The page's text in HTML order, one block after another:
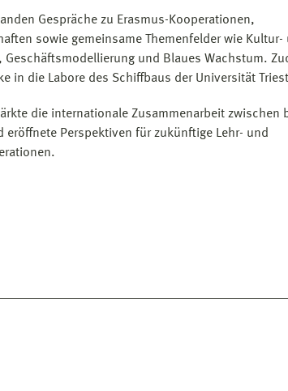
Gespräche zu Erasmus-Kooperationen,
sowie gemeinsame Themenfelder wie Kultur-
Geschäftsmodellierung und Blaues Wachstum.
in die Labore des Schiffbaus der Universität
die internationale Zusammenarbeit zwischen
eröffnete Perspektiven für zukünftige Lehr- und